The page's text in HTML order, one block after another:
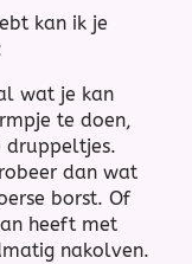
kan ik je
wat je kan
te doen,
druppeltjes.
dan wat
borst. Of
heeft met
nakolven.